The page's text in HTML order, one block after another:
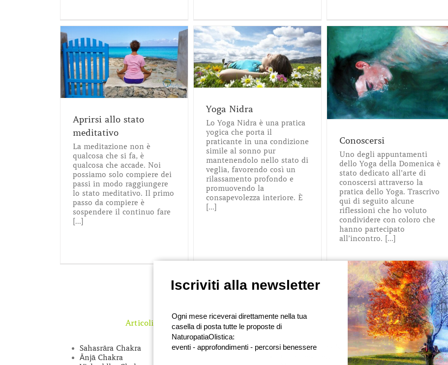
Aprirsi allo stato
meditativo
La meditazione non è
qualcosa che si fa, è
qualcosa che accade. Noi
possiamo solo compiere dei
passi in modo raggiungere
lo stato meditativo. Il primo
passo da compiere è
sospendere il continuo fare
[...]
Yoga Nidra
Consapevolezza Meditazione
Yoga
Yoga Nidra
Lo Yoga Nidra è una pratica
yogica che porta il
praticante in una condizione
simile al sonno pur
mantenendolo nello stato di
veglia, favorendo così un
rilassamento profondo e
promuovendo la
consapevolezza interiore. È
[...]
Conoscersi
Consapevolezza Meditazione
Conoscersi
Uno degli appuntamenti
dello Yoga della Domenica è
stato dedicato all’arte di
conoscersi attraverso la
pratica dello Yoga. Trascrivo
qui di seguito alcune
riflessioni che ho voluto
condividere con coloro che
hanno partecipato
all’incontro. [...]
1 2 Prossimo
Articoli Recenti
Sahasrāra Chakra
Ānjā Chakra
Categorie
Alimentazione Naturale
Iscriviti alla newsletter
Ogni mese riceverai direttamente nella tua
casella di posta tutte le proposte di
NaturopatiaOlistica:
eventi - approfondimenti - percorsi benessere